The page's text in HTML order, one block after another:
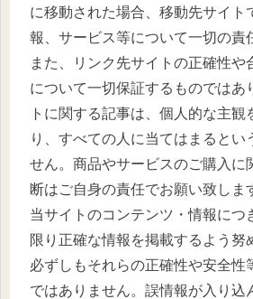
に移動された場合、移動先サイト
報、サービス等について一切の責
また、リンク先サイトの正確性や
について一切保証するものではあ
トに関する記事は、個人的な主観
り、すべての人に当てはまるとい
せん。商品やサービスのご購入に
断はご自身の責任でお願い致しま
当サイトのコンテンツ・情報につ
限り正確な情報を掲載するよう努
必ずしもそれらの正確性や安全性
ではありません。誤情報が入り込